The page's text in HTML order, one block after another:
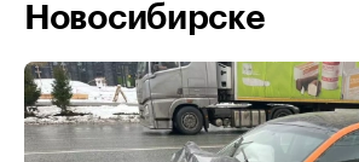
Новосибирске